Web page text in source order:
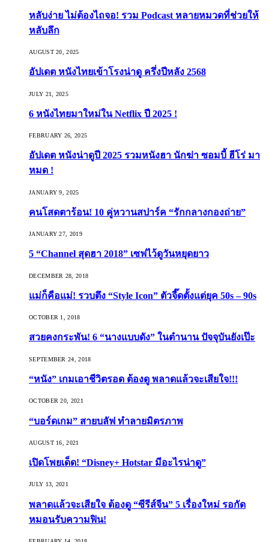
หลับง่าย ไม่ต้องไถจอ! รวม Podcast หลายหมวดที่ช่วยให้
หลับลึก
AUGUST 20, 2025
อัปเดต หนังไทยเข้าโรงน่าดู ครึ่งปีหลัง 2568
JULY 21, 2025
6 หนังไทยมาใหม่ใน Netflix ปี 2025 !
FEBRUARY 26, 2025
อัปเดต หนังน่าดูปี 2025 รวมหนังฮา นักฆ่า ซอมบี้ ฮีโร่ มา
หมด !
JANUARY 9, 2025
คนโสดตาร้อน! 10 คู่หวานสปาร์ค “รักกลางกองถ่าย”
JANUARY 27, 2019
5 “Channel สุดฮา 2018” เซฟไว้ดูวันหยุดยาว
DECEMBER 28, 2018
แม่ก็คือแม่! รวบตึง “Style Icon” ตัวจี๊ดตั้งแต่ยุค 50s – 90s
OCTOBER 1, 2018
สวยคงกระพัน! 6 “นางแบบดัง” ในตำนาน ปัจจุบันยังเป๊ะ
SEPTEMBER 24, 2018
“หนัง” เกมเอาชีวิตรอด ต้องดู พลาดแล้วจะเสียใจ!!!
OCTOBER 20, 2021
“บอร์ดเกม” สายบลัฟ ทำลายมิตรภาพ
AUGUST 16, 2021
เปิดโพยเด็ด! “Disney+ Hotstar มีอะไรน่าดู”
JULY 13, 2021
พลาดแล้วจะเสียใจ ต้องดู “ซีรีส์จีน” 5 เรื่องใหม่ รอกัด
หมอนรับความฟิน!